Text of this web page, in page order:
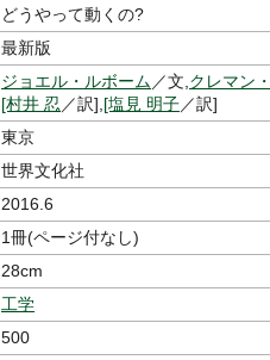
どうやって動くの?
最新版
ジョエル・ルボーム ／文, クレマン
[村井 忍 ／訳], [塩見 明子／訳]
東京
世界文化社
2016.6
1冊(ページ付なし)
28cm
工学
500